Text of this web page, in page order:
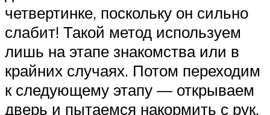
четвертинке, поскольку он сильно
слабит! Такой метод используем
лишь на этапе знакомства или в
крайних случаях. Потом переходим
к следующему этапу — открываем
дверь и пытаемся накормить с рук.